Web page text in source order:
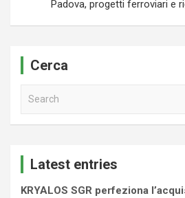
Padova, progetti ferroviari e
Cerca
Latest entries
KRYALOS SGR perfeziona